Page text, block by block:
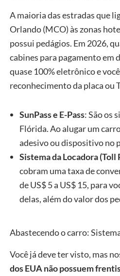
A maioria das estradas que
Orlando (MCO) às zonas
possui pedágios. Em 2026,
cabines para pagamento em
quase 100% eletrônico e
reconhecimento da placa ou
SunPass e E-Pass: São os
Flórida. Ao alugar um
adesivo ou dispositivo no
Sistema da Locadora (Toll
cobram uma taxa de
de US$ 5 a US$ 15, para
delas, além do valor dos
Abastecendo o carro:
Você já deve ter visto, mas
dos EUA não possuem